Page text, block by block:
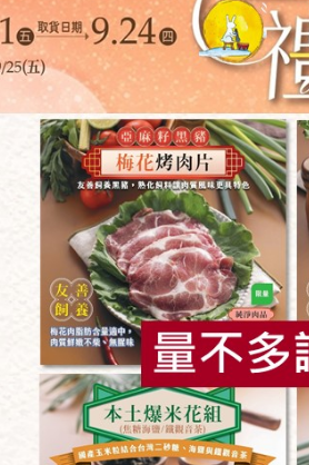
2023-12-12社內大小事
預付貸款和急難救
同行
我們與農友、生產者的
提供產品交易的對象而
一起解決問題的合作夥
友、生產者在耕種或生
惜食 RPET 食譜 減硝酸